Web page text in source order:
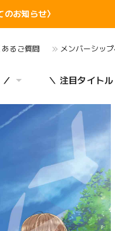
のお知らせ〉
あるご質問 メンバーシッ
＼ 注目タイトル